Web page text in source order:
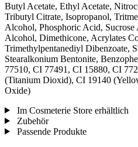
Butyl Acetate, Ethyl Acetate,
Tributyl Citrate, Isopropanol,
Alcohol, Phosphoric Acid, Sucrose
Alcohol, Dimethicone, Acrylates
Trimethylpentanediyl Dibenzoate,
Stearalkonium Bentonite,
77510, CI 77491, CI 15880, CI
(Titanium Dioxid), CI 19140
Oxide)
Im Cosmeterie Store erhältlich
Zubehör
Passende Produkte